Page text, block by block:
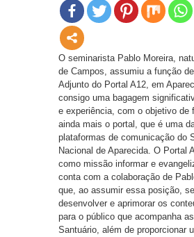
O seminarista Pablo Moreira,
de Campos, assumiu a função
Adjunto do Portal A12, em
consigo uma bagagem
e experiência, com o objetivo de
ainda mais o portal, que é uma
plataformas de comunicação do
Nacional de Aparecida. O Portal
como missão informar e
conta com a colaboração de
que, ao assumir essa posição,
desenvolver e aprimorar os
para o público que acompanha
Santuário, além de proporcionar